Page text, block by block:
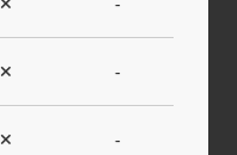
✕ -
✕ -